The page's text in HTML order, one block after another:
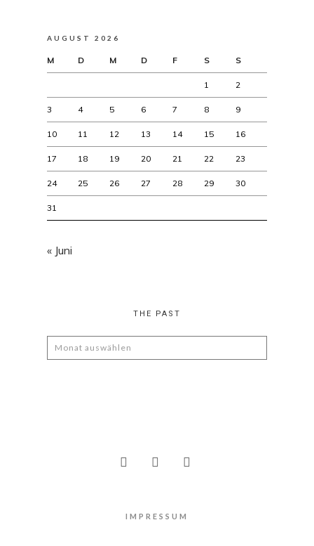
AUGUST 2026
M D M D F S S
1 2
3 4 5 6 7 8 9
10 11 12 13 14 15 16
17 18 19 20 21 22 23
24 25 26 27 28 29 30
31
« Juni
THE PAST
The
Past
IMPRESSUM